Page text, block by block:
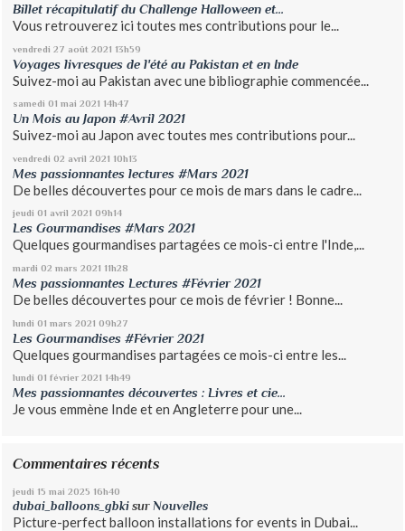
Billet récapitulatif du Challenge Halloween et...
Vous retrouverez ici toutes mes contributions pour le...
vendredi 27 août 2021 13h59
Voyages livresques de l'été au Pakistan et en Inde
Suivez-moi au Pakistan avec une bibliographie commencée...
samedi 01 mai 2021 14h47
Un Mois au Japon #Avril 2021
Suivez-moi au Japon avec toutes mes contributions pour...
vendredi 02 avril 2021 10h13
Mes passionnantes lectures #Mars 2021
De belles découvertes pour ce mois de mars dans le cadre...
jeudi 01 avril 2021 09h14
Les Gourmandises #Mars 2021
Quelques gourmandises partagées ce mois-ci entre l'Inde,...
mardi 02 mars 2021 11h28
Mes passionnantes Lectures #Février 2021
De belles découvertes pour ce mois de février ! Bonne...
lundi 01 mars 2021 09h27
Les Gourmandises #Février 2021
Quelques gourmandises partagées ce mois-ci entre les...
lundi 01 février 2021 14h49
Mes passionnantes découvertes : Livres et cie...
Je vous emmène Inde et en Angleterre pour une...
Commentaires récents
jeudi 15 mai 2025 16h40
dubai_balloons_gbki surNouvelles
Picture-perfect balloon installations for events in Dubai...